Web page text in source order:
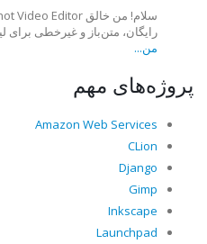
رایگان، متن‌باز و غیرخطی برای
من...
پروژه‌های مهم
Amazon Web Services
CLion
Django
Gimp
Inkscape
Launchpad